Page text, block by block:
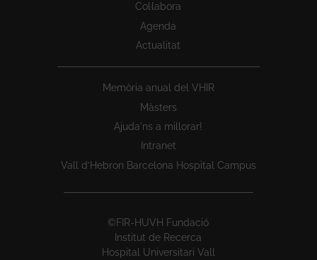
Col·labora
Agenda
Actualitat
Memòria anual del VHIR
Màsters
Ajuda'ns a millorar!
Intranet
Vall d’Hebron Barcelona Hospital Campus
©FIR-HUVH Fundació
Institut de Recerca
Hospital Universitari Vall